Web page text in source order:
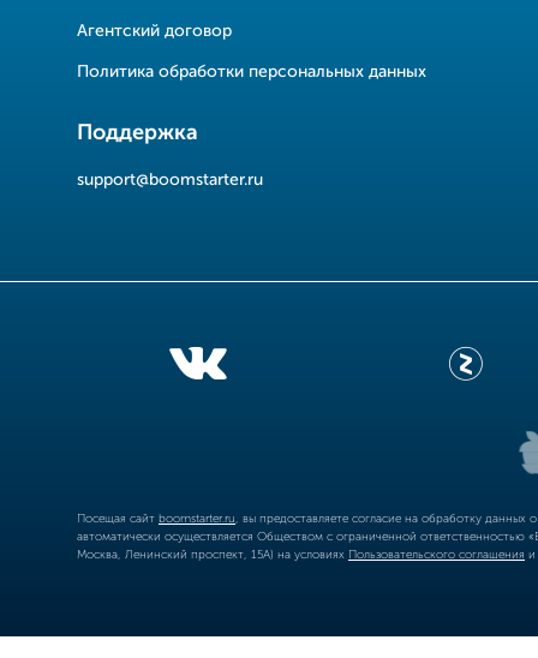
Агентский договор
Политика обработки персональных данных
Поддержка
support@boomstarter.ru
Посещая сайт boomstarter.ru , вы предоставляете согласие на обработку
автоматически осуществляется Обществом с ограниченной
Москва, Ленинский проспект, 15А) на условиях Пользовательского соглашения и